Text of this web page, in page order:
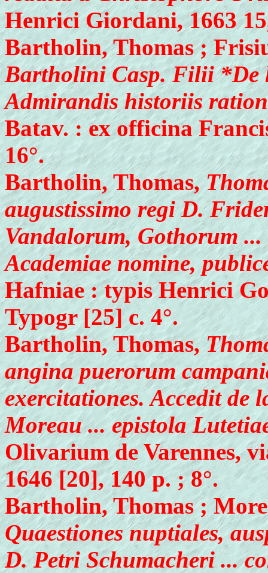
Henrici Giordani, 1663
Bartholin, Thomas ;
Bartholini Casp. Filii *De
Admirandis historiis
Batav. : ex officina
16°.
Bartholin, Thomas,
augustissimo regi D.
Vandalorum, Gothorum ...
Academiae nomine,
Hafniae : typis Henrici
Typogr [25] c. 4°.
Bartholin, Thomas,
angina puerorum
exercitationes. Accedit de
Moreau ... epistola
Olivarium de Varennes,
1646 [20], 140 p. ; 8°.
Bartholin, Thomas ;
Quaestiones nuptiales,
D. Petri Schumacheri ...